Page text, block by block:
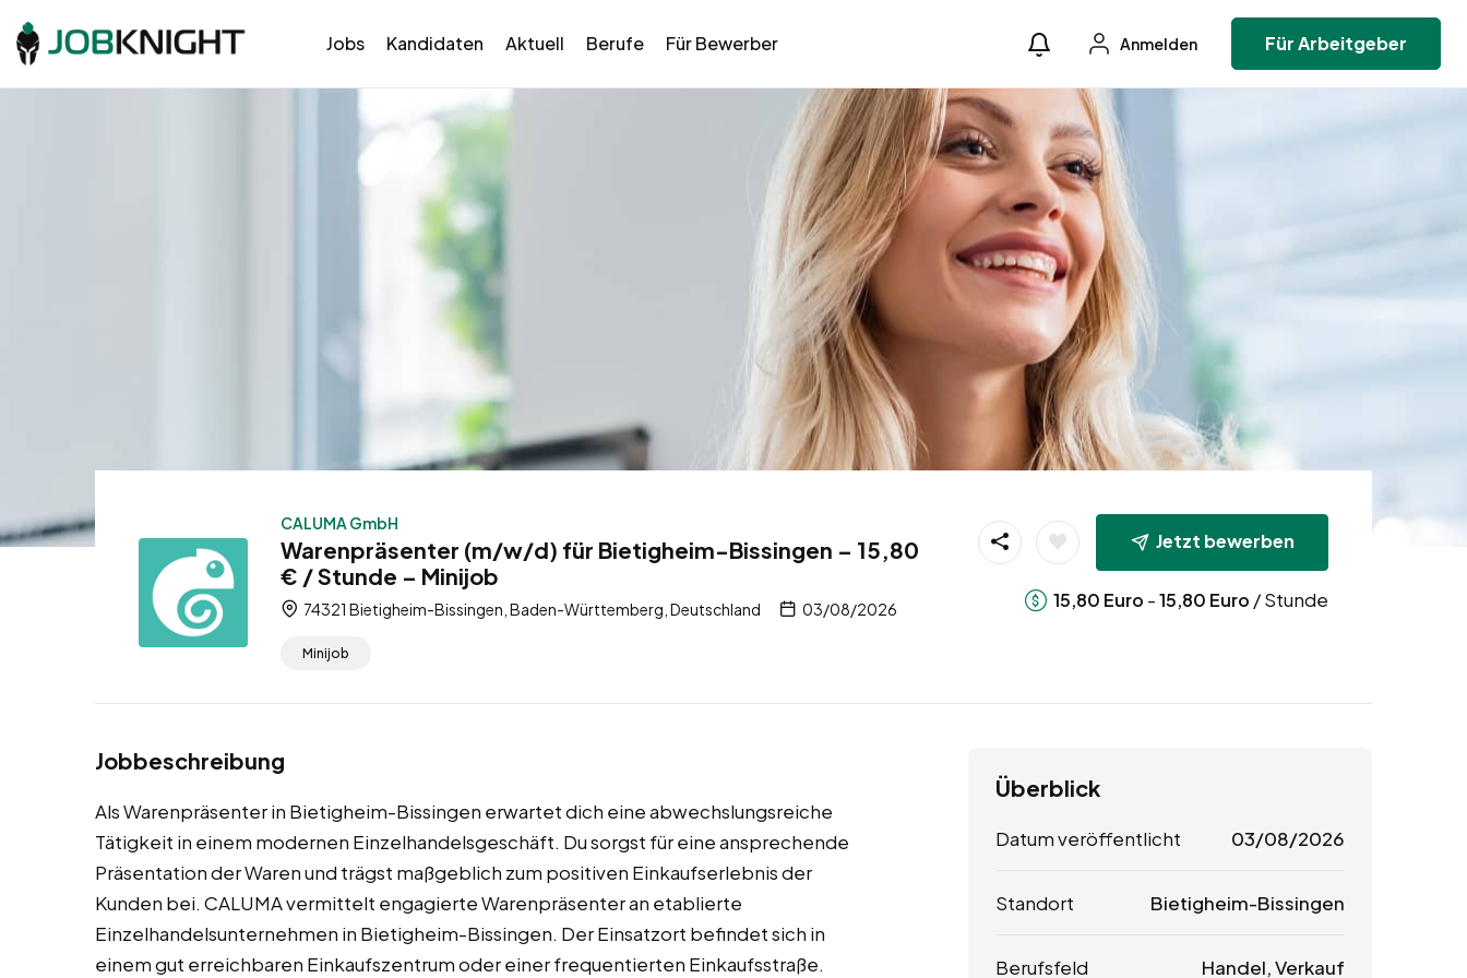
Jobs Kandidaten Aktuell Berufe Für Bewerber Anmelden Für Arbeitgeber
CALUMA GmbH
Warenpräsenter (m/w/d) für Bietigheim-Bissingen – 15,80
€ / Stunde – Minijob
74321 Bietigheim-Bissingen, Baden-Württemberg, Deutschland 03/08/2026
Minijob
Jetzt bewerben
15,80 Euro -15,80 Euro / Stunde
Jobbeschreibung
Als Warenpräsenter in Bietigheim-Bissingen erwartet dich eine abwechslungsreiche
Tätigkeit in einem modernen Einzelhandelsgeschäft. Du sorgst für eine ansprechende
Präsentation der Waren und trägst maßgeblich zum positiven Einkaufserlebnis der
Kunden bei. CALUMA vermittelt engagierte Warenpräsenter an etablierte
Einzelhandelsunternehmen in Bietigheim-Bissingen. Der Einsatzort befindet sich in
einem gut erreichbaren Einkaufszentrum oder einer frequentierten Einkaufsstraße.
Überblick
Datum veröffentlicht 03/08/2026
Standort Bietigheim-Bissingen
Berufsfeld Handel, Verkauf